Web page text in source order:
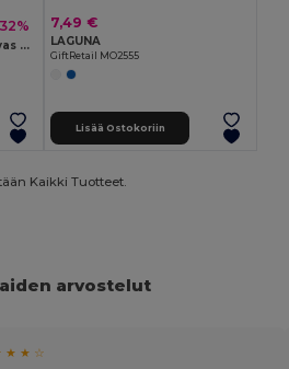
RESPECT COLOURED Canvas kassi
7,49 €
LAGUNA
GiftRetail MO2555
Lisää Ostokoriin
Kaikki Tuotteet.
arvostelut
★ ★ ☆